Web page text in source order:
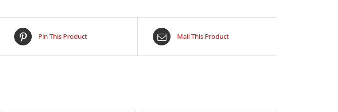
Pin This Product Mail This Product